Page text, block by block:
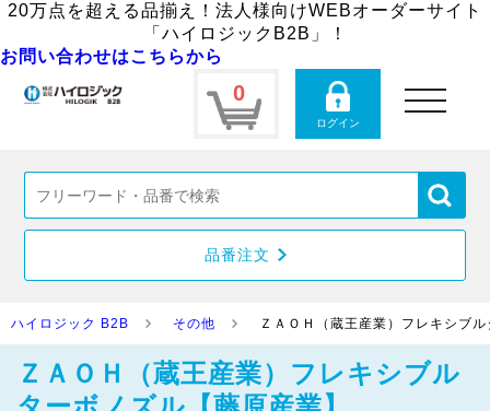
20万点を超える品揃え！法人様向けWEBオーダーサイト
「ハイロジックB2B」！
お問い合わせはこちらから
0
ログイン
toggle
navigation
品番注文
ハイロジック B2B その他 ＺＡＯＨ（蔵王産業）フレキシブ
ＺＡＯＨ（蔵王産業）フレキシブル